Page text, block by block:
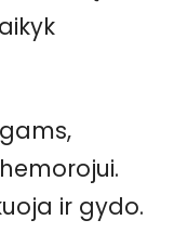
ir gydo.